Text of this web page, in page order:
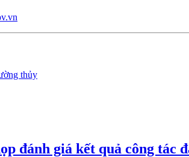
thủy
đánh giá kết quả công tác